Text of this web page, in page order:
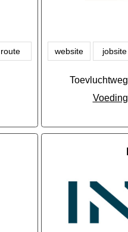
route website jobsite